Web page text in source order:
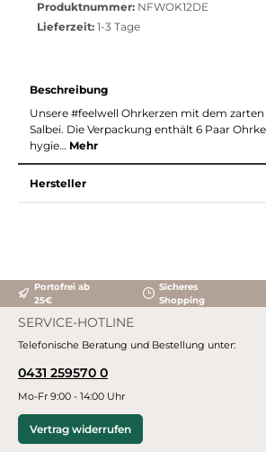
Produktnummer: NFWOK12DE
Lieferzeit: 1-3 Tage
Beschreibung
Unsere #feelwell Ohrkerzen mit dem
Salbei. Die Verpackung enthält 6 Paar
hygie… Mehr
Hersteller
Portofrei ab
25€
Sicheres
Shopping
SERVICE-HOTLINE
Telefonische Beratung und Bestellung unter:
0431 259570 0
Mo-Fr 9:00 - 14:00 Uhr
Vertrag widerrufen